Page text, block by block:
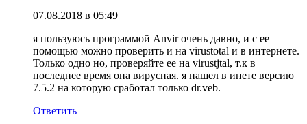
07.08.2018 в 05:49
я пользуюсь программой Anvir очень давно, и с ее
помощью можно проверить и на virustotal и в интернете.
Только одно но, проверяйте ее на virustjtal, т.к в
последнее время она вирусная. я нашел в инете версию
7.5.2 на которую сработал только dr.veb.
Ответить